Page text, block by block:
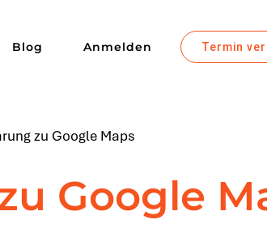
Blog Anmelden Termin
zu Google Maps
Google